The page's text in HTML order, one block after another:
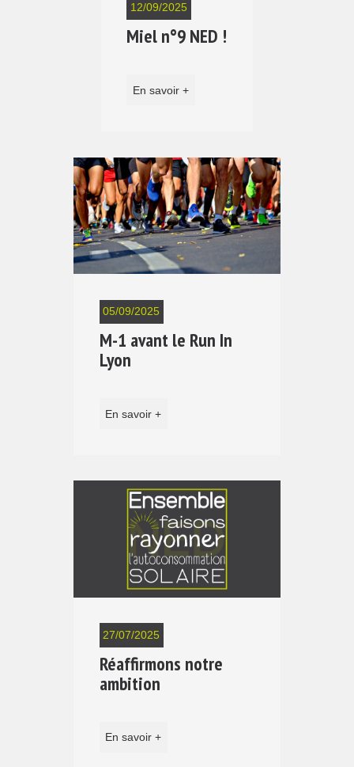
12/09/2025
Miel n°9 NED !
En savoir +
05/09/2025
M-1 avant le Run In
Lyon
En savoir +
27/07/2025
Réaffirmons notre
ambition
En savoir +